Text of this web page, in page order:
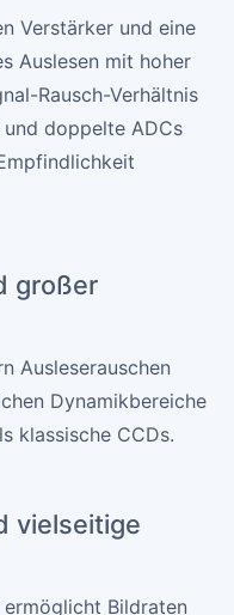
Verstärker und eine
Auslesen mit hoher
Rausch-Verhältnis
doppelte ADCs
großer
Ausleserauschen
Dynamikbereiche
klassische CCDs.
vielseitige
Bildraten